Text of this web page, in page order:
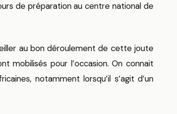
de préparation au centre national de
au bon déroulement de cette joute
mobilisés pour l’occasion. On connait
notamment lorsqu’il s’agit d’un